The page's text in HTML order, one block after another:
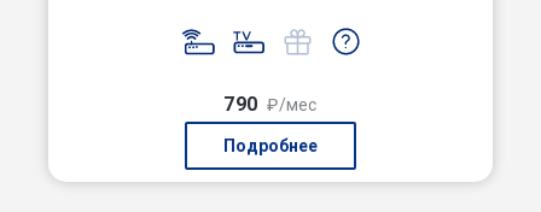
790 ₽/мес
Подробнее